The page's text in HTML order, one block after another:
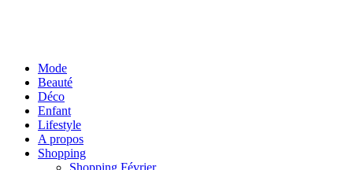
Mode
Beauté
Déco
Enfant
Lifestyle
A propos
Shopping
Shopping Février